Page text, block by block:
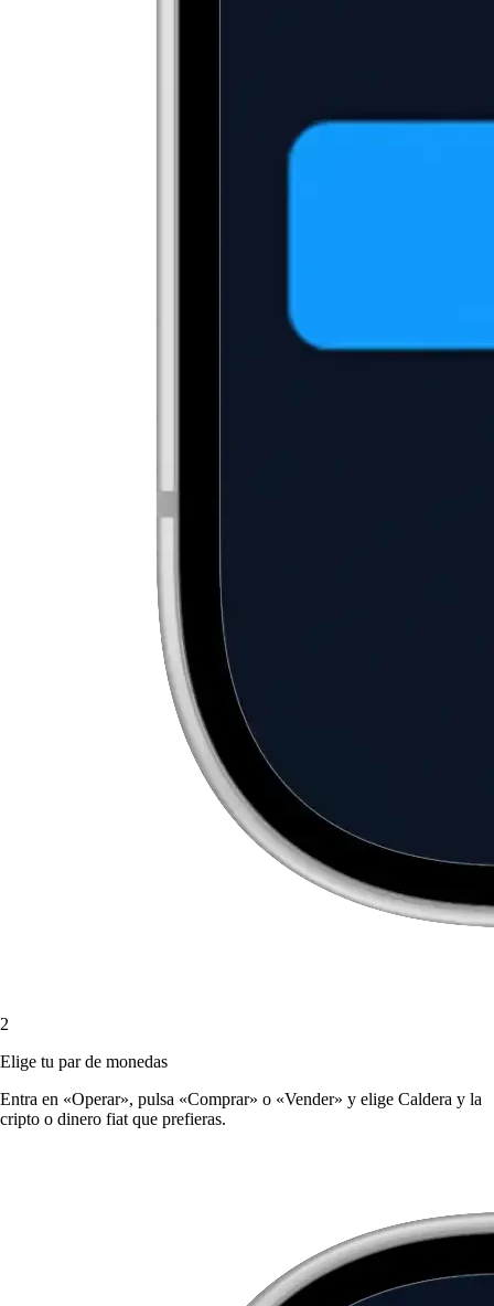
2
Elige tu par de monedas
Entra en «Operar», pulsa «Comprar» o «Vender» y elige Caldera y la
cripto o dinero fiat que prefieras.